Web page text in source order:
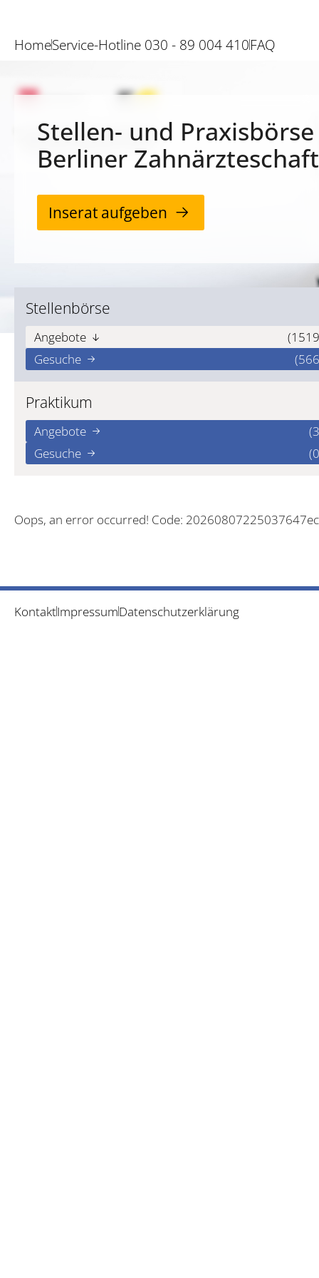
HomeService-Hotline 030 - 89 004 410FAQ
Stellen- und
Berliner Zahnärzteschaft
Inserat aufgeben
Stellenbörse
Angebote
Gesuche
Praktikum
Angebote
Gesuche
Oops, an error occurred! Code:
KontaktImpressumDatenschutzerklärung